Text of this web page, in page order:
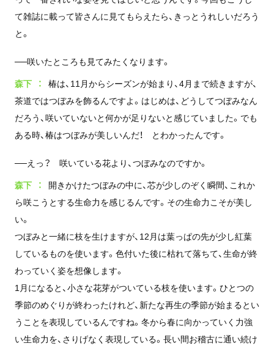
て雑誌に載って皆さんに見てもらえたら、きっとうれしいだろう
と。
──咲いたところも見てみたくなります。
森下
椿は、11月からシーズンが始まり、4月まで続きますが、
茶道ではつぼみを飾るんですよ。はじめは、どうしてつぼみなん
だろう、咲いていないと何かが足りないと感じていました。でも
ある時、椿はつぼみが美しいんだ！ とわかったんです。
──えっ？ 咲いている花より、つぼみなのですか。
森下
開きかけたつぼみの中に、芯が少しのぞく瞬間、これか
ら咲こうとする生命力を感じるんです。その生命力こそが美し
い。
つぼみと一緒に枝を生けますが、12月は葉っぱの先が少し紅葉
しているものを使います。色付いた後に枯れて落ちて、生命が終
わっていく姿を想像します。
1月になると、小さな花芽がついている枝を使います。ひとつの
季節のめぐりが終わったけれど、新たな再生の季節が始まるとい
うことを表現しているんですね。冬から春に向かっていく力強
い生命力を、さりげなく表現している。長い間お稽古に通い続け